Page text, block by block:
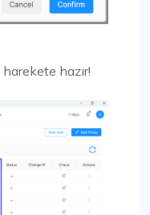
hazır!